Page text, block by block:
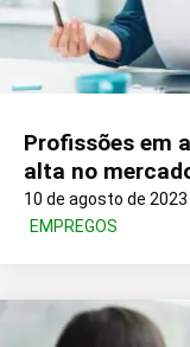
Profissões em
alta no
10 de agosto de 2023
EMPREGOS